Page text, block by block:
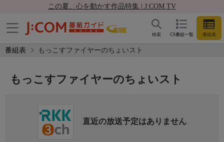
この夏、心を動かす作品特集 | J:COM TV
CS番組一覧 番組表
検索
番組表 もっこすファイヤーのちょいスト
もっこすファイヤーのちょいスト
直近の放送予定はありません